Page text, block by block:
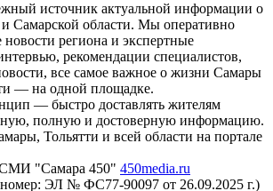
источник актуальной информации о
Самарской области. Мы оперативно
региона и экспертные
рекомендации специалистов,
все самое важное о жизни Самары
— на одной площадке.
— быстро доставлять жителям
полную и достоверную информацию.
Тольятти и всей области на портале
"Самара 450" 450media.ru
ЭЛ № ФС77-90097 от 26.09.2025 г.)